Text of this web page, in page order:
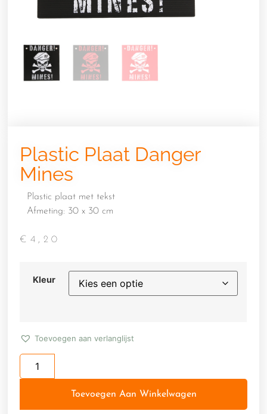
Plastic Plaat Danger
Mines
Plastic plaat met tekst
Afmeting: 30 x 30 cm
€ 4,20
Kleur
Toevoegen aan verlanglijst
Toevoegen Aan Winkelwagen